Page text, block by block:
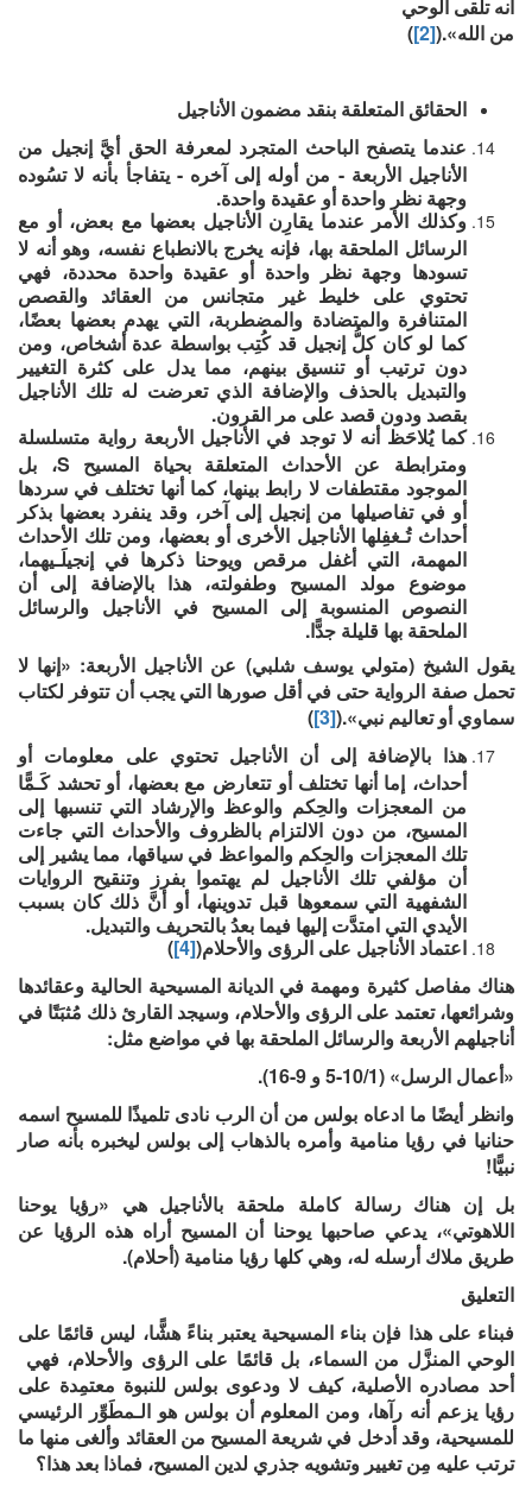
أنه تلقى الوحي
من الله».([2]
)
الحقائق المتعلقة بنقد مضمون الأناجيل
عندما يتصفح الباحث المتجرد لمعرفة الحق أيَّ إنجيل من
الأناجيل الأربعة - من أوله إلى آخره - يتفاجأ بأنه لا تسُوده
وجهة نظر واحدة أو عقيدة واحدة.
وكذلك الأمر عندما يقارِن الأناجيل بعضها مع بعض، أو مع
الرسائل الملحقة بها، فإنه يخرج بالانطباع نفسه، وهو أنه لا
تسودها وجهة نظر واحدة أو عقيدة واحدة محددة، فهي
تحتوي على خليط غير متجانس من العقائد والقصص
المتنافرة والمتضادة والمضطربة، التي يهدم بعضها بعضًا،
كما لو كان كلُّ إنجيل قد كُتِب بواسطة عدة أشخاص، ومن
دون ترتيب أو تنسيق بينهم، مما يدل على كثرة التغيير
والتبديل بالحذف والإضافة الذي تعرضت له تلك الأناجيل
بقصد ودون قصد على مر القرون.
كما يُلاحَظ أنه لا توجد في الأناجيل الأربعة رواية متسلسلة
ومترابطة عن الأحداث المتعلقة بحياة المسيح S، بل
الموجود مقتطفات لا رابط بينها، كما أنها تختلف في سردها
أو في تفاصيلها من إنجيل إلى آخر، وقد ينفرد بعضها بذكر
أحداث تُـغفِلها الأناجيل الأخرى أو بعضها، ومن تلك الأحداث
المهمة، التي أغفل مرقص ويوحنا ذكرها في إنجيلَـيهما،
موضوع مولد المسيح وطفولته، هذا بالإضافة إلى أن
النصوص المنسوبة إلى المسيح في الأناجيل والرسائل
الملحقة بها قليلة جدًّا.
يقول الشيخ (متولي يوسف شلبي) عن الأناجيل الأربعة: «إنها لا
تحمل صفة الرواية حتى في أقل صورها التي يجب أن تتوفر لكتاب
سماوي أو تعاليم نبي».([3]
)
هذا بالإضافة إلى أن الأناجيل تحتوي على معلومات أو
أحداث، إما أنها تختلف أو تتعارض مع بعضها، أو تحشد كَـمًّا
من المعجزات والحِكم والوعظ والإرشاد التي تنسبها إلى
المسيح، من دون الالتزام بالظروف والأحداث التي جاءت
تلك المعجزات والحِكم والمواعظ في سياقها، مما يشير إلى
أن مؤلفي تلك الأناجيل لم يهتموا بفرز وتنقيح الروايات
الشفهية التي سمعوها قبل تدوينها، أو أنَّ ذلك كان بسبب
الأيدي التي امتدَّت إليها فيما بعدُ بالتحريف والتبديل.
اعتماد الأناجيل على الرؤى والأحلام([4]
)
هناك مفاصل كثيرة ومهمة في الديانة المسيحية الحالية وعقائدها
وشرائعها، تعتمد على الرؤى والأحلام، وسيجد القارئ ذلك مُثبَتًا في
أناجيلهم الأربعة والرسائل الملحقة بها في مواضع مثل:
«أعمال الرسل» (10/1-5 و 9-16).
وانظر أيضًا ما ادعاه بولس من أن الرب نادى تلميذًا للمسيح اسمه
حنانيا في رؤيا منامية وأمره بالذهاب إلى بولس ليخبره بأنه صار
نبيًّا!
بل إن هناك رسالة كاملة ملحقة بالأناجيل هي «رؤيا يوحنا
اللاهوتي»، يدعي صاحبها يوحنا أن المسيح أراه هذه الرؤيا عن
طريق ملاك أرسله له، وهي كلها رؤيا منامية (أحلام).
التعليق
فبناء على هذا فإن بناء المسيحية يعتبر بناءً هشًّا، ليس قائمًا على
الوحي المنزَّل من السماء، بل قائمًا على الرؤى والأحلام، فهي
أحد مصادره الأصلية، كيف لا ودعوى بولس للنبوة معتمِدة على
رؤيا يزعم أنه رآها، ومن المعلوم أن بولس هو الـمطَوِّر الرئيسي
للمسيحية، وقد أدخل في شريعة المسيح من العقائد وألغى منها ما
ترتب عليه مِن تغيير وتشويه جذري لدين المسيح، فماذا بعد هذا؟